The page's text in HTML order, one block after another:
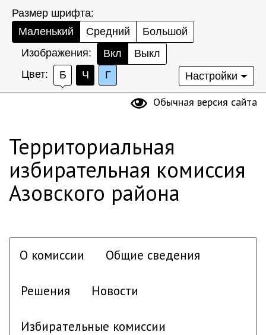
Размер шрифта:
Маленький
Средний
Большой
Изображения:
Вкл
Выкл
Цвет:
Б Ч Г Настройки
Обычная версия сайта
Территориальная
избирательная комиссия
Азовского района
О комиссии Общие сведения
Решения Новости
Избирательные комиссии